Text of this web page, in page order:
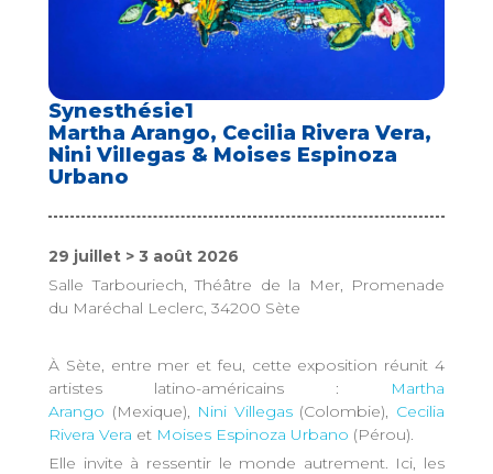
Synesthésie1
Martha Arango, Cecilia Rivera Vera,
Nini Villegas & Moises Espinoza
Urbano
29 juillet > 3 août 2026
Salle Tarbouriech, Théâtre de la Mer, Promenade
du Maréchal Leclerc, 34200 Sète
À Sète, entre mer et feu, cette exposition réunit 4
artistes latino-américains :
Martha
Arango (Mexique), Nini Villegas(Colombie), Cecilia
Rivera Vera et Moises Espinoza Urbano (Pérou).
Elle invite à ressentir le monde autrement. Ici, les